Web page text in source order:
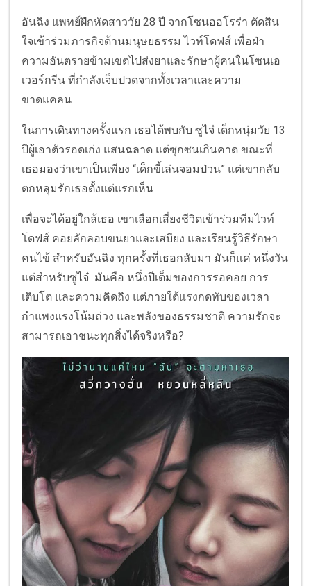
อันฉิง แพทย์ฝึกหัดสาววัย 28 ปี จากโซนออโรร่า ตัดสิน
ใจเข้าร่วมภารกิจด้านมนุษยธรรม ไวท์โดฟส์ เพื่อฝ่า
ความอันตรายข้ามเขตไปส่งยาและรักษาผู้คนในโซนเอ
เวอร์กรีน ที่กำลังเจ็บปวดจากทั้งเวลาและความ
ขาดแคลน
ในการเดินทางครั้งแรก เธอได้พบกับ ซูไจ๋ เด็กหนุ่มวัย 13
ปีผู้เอาตัวรอดเก่ง แสนฉลาด แต่ซุกซนเกินคาด ขณะที่
เธอมองว่าเขาเป็นเพียง “เด็กขี้เล่นจอมป่วน” แต่เขากลับ
ตกหลุมรักเธอตั้งแต่แรกเห็น
เพื่อจะได้อยู่ใกล้เธอ เขาเลือกเสี่ยงชีวิตเข้าร่วมทีมไวท์
โดฟส์ คอยลักลอบขนยาและเสบียง และเรียนรู้วิธีรักษา
คนไข้ สำหรับอันฉิง ทุกครั้งที่เธอกลับมา มันก็แค่ หนึ่งวัน
แต่สำหรับซูไจ๋ มันคือ หนึ่งปีเต็มของการรอคอย การ
เติบโต และความคิดถึง แต่ภายใต้แรงกดทับของเวลา
กำแพงแรงโน้มถ่วง และพลังของธรรมชาติ ความรักจะ
สามารถเอาชนะทุกสิ่งได้จริงหรือ?